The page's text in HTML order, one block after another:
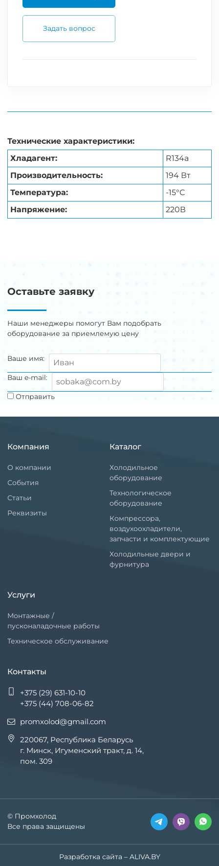
Задать вопрос
Технические характеристики:
Хладагент:
R134a
Производительность:
194 Вт
Температура:
-15°С
Напряжение:
220В
Оставьте заявку
Наши менеджеры помогут Вам подобрать
оборудование за приемлемую цену
Ваше имя:
Ваш e-mail:
Отправить
Компания
О компании
События
Статьи
Реквизиты
Каталог
Холодильное
оборудование
Технологическое
оборудование
Компрессора,
воздухоохладители,
запчасти и комплектующие
Холодильные двери и
фурнитура
Услуги
Монтажные /
пусконаладочные работы
Техническое обслуживание
Контакты
+375 (29) 631-10-10
+375 (44) 708-06-82
promxolod@gmail.com
220067, Республика Беларусь
г. Минск, Игуменский тракт, д. 14,
пом. 309
© Промхолод
Все права защищены
Разработка сайта – ALIVA.BY